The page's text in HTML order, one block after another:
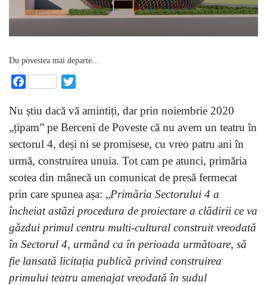
Du povestea mai departe...
Facebook
Nu știu dacă vă amintiți, dar prin noiembrie 2020
„țipam” pe Berceni de Poveste că nu avem un teatru în
sectorul 4, deși ni se promisese, cu vreo patru ani în
urmă, construirea unuia. Tot cam pe atunci, primăria
scotea din mânecă un comunicat de presă fermecat
prin care spunea așa: „Primăria Sectorului 4 a
încheiat astăzi procedura de proiectare a clădirii ce va
găzdui primul centru multi-cultural construit vreodată
în Sectorul 4, urmând ca în perioada următoare, să
fie lansată licitația publică privind construirea
primului teatru amenajat vreodată în sudul